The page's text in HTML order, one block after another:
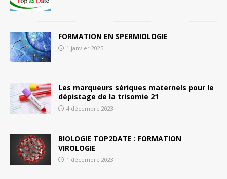
FORMATION EN SPERMIOLOGIE
1 janvier 2025
Les marqueurs sériques maternels pour le
dépistage de la trisomie 21
4 décembre 2023
BIOLOGIE TOP2DATE : FORMATION
VIROLOGIE
1 décembre 2023